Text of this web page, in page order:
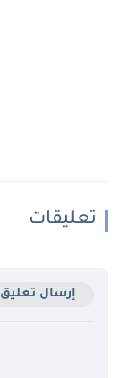
تعليقات
إرسال تعليق